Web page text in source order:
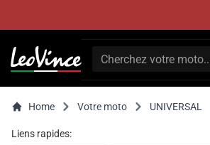
Home Votre moto UNIVERSAL
Liens rapides: